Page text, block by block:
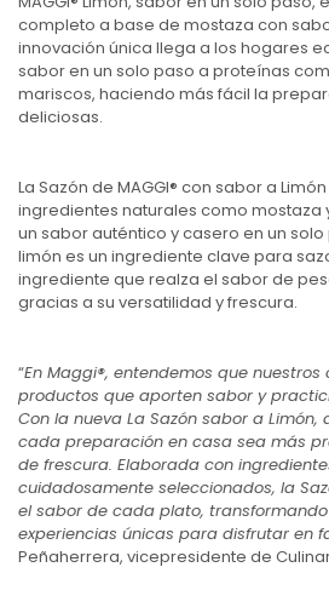
completo a base de mostaza con
innovación única llega a los hogares
sabor en un solo paso a proteínas
mariscos, haciendo más fácil la
deliciosas.
La Sazón de MAGGI® con sabor a
ingredientes naturales como mostaza
un sabor auténtico y casero en un solo
limón es un ingrediente clave para
ingrediente que realza el sabor de
gracias a su versatilidad y frescura.
“En Maggi®️, entendemos que
productos que aporten sabor y
Con la nueva La Sazón sabor a
cada preparación en casa sea más
de frescura. Elaborada con
cuidadosamente seleccionados, la
el sabor de cada plato,
experiencias únicas para disfrutar en
Peñaherrera, vicepresidente de